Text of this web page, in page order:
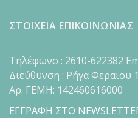
ΣΤΟΙΧΕΙΑ ΕΠΙΚΟΙΝΩΝΙΑΣ
Τηλέφωνο : 2610-622382
Διεύθυνση : Ρήγα Φεραιου
Αρ. ΓΕΜΗ: 142460616000
ΕΓΓΡΑΦΗ ΣΤΟ